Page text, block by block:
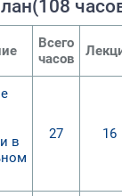
Всего
часов
в
27 16